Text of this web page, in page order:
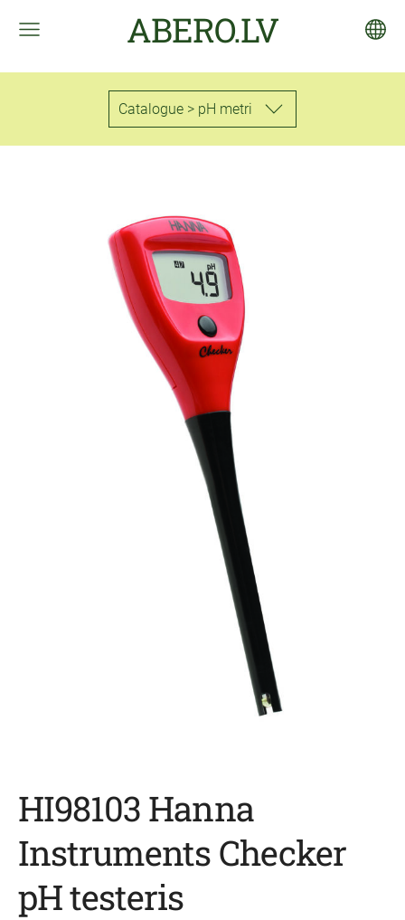
ABERO.LV
Catalogue > pH metri
HI98103 Hanna
Instruments Checker
pH testeris